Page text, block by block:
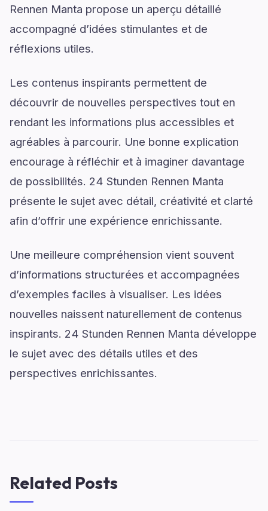
Rennen Manta propose un aperçu détaillé
accompagné d’idées stimulantes et de
réflexions utiles.
Les contenus inspirants permettent de
découvrir de nouvelles perspectives tout en
rendant les informations plus accessibles et
agréables à parcourir. Une bonne explication
encourage à réfléchir et à imaginer davantage
de possibilités. 24 Stunden Rennen Manta
présente le sujet avec détail, créativité et clarté
afin d’offrir une expérience enrichissante.
Une meilleure compréhension vient souvent
d’informations structurées et accompagnées
d’exemples faciles à visualiser. Les idées
nouvelles naissent naturellement de contenus
inspirants. 24 Stunden Rennen Manta développe
le sujet avec des détails utiles et des
perspectives enrichissantes.
Related Posts